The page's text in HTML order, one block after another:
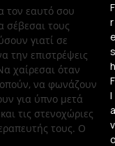
τον εαυτό σου
σέβεσαι τους
γιατί σε
την επιστρέψεις
χαίρεσαι όταν
να φωνάζουν
για ύπνο μετά
τις στενοχώριες
τους. Ο
F
r
s
h
F
l
a
v